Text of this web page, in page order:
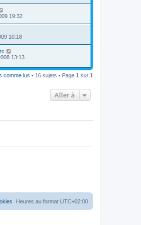
19:32
10:18
13:13
comme lus • 16 sujets • Page 1 sur 1
Aller à
Heures au format UTC+02:00